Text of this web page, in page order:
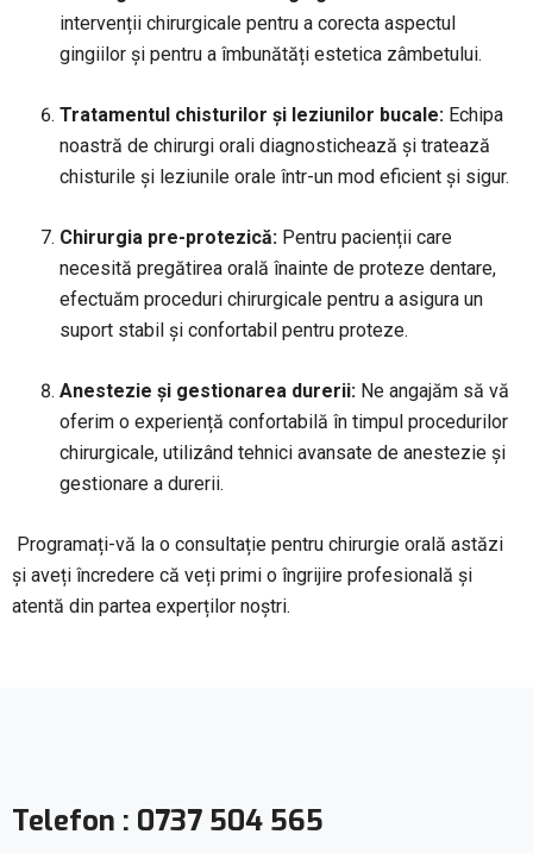
intervenții chirurgicale pentru a corecta aspectul
gingiilor și pentru a îmbunătăți estetica zâmbetului.
Tratamentul chisturilor și leziunilor bucale: Echipa
noastră de chirurgi orali diagnostichează și tratează
chisturile și leziunile orale într-un mod eficient și sigur.
Chirurgia pre-protezică: Pentru pacienții care
necesită pregătirea orală înainte de proteze dentare,
efectuăm proceduri chirurgicale pentru a asigura un
suport stabil și confortabil pentru proteze.
Anestezie și gestionarea durerii: Ne angajăm să vă
oferim o experiență confortabilă în timpul procedurilor
chirurgicale, utilizând tehnici avansate de anestezie și
gestionare a durerii.
Programați-vă la o consultație pentru chirurgie orală astăzi
și aveți încredere că veți primi o îngrijire profesională și
atentă din partea experților noștri.
Telefon : 0737 504 565